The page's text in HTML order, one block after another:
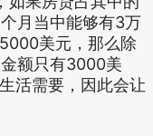
月当中能够有3万
美元，那么除
额只有3000美
活需要，因此会让